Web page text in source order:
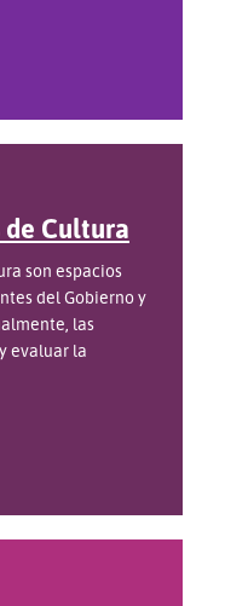
Cultura
son espacios
del Gobierno y
las
evaluar la